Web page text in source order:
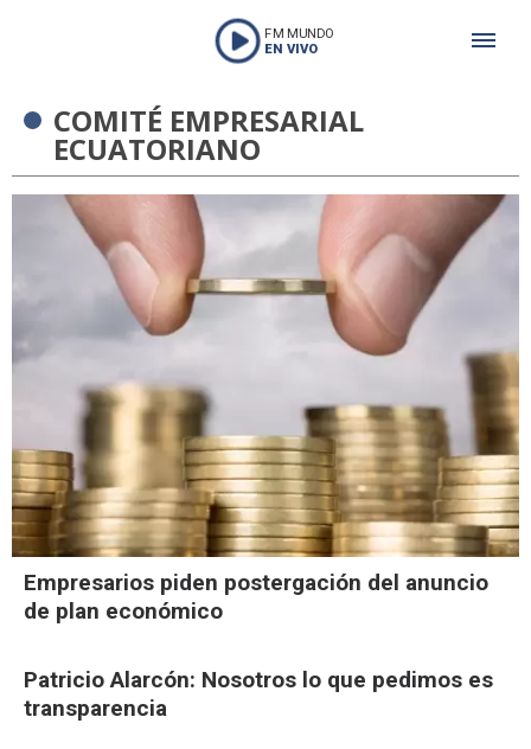
FM MUNDO
EN VIVO
COMITÉ EMPRESARIAL
ECUATORIANO
Empresarios piden postergación del anuncio
de plan económico
Patricio Alarcón: Nosotros lo que pedimos es
transparencia